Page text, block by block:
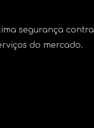
segurança contra
do mercado.